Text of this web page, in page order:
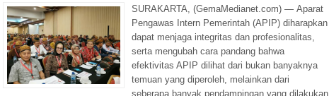
SURAKARTA, (GemaMedianet.com) — Aparat
Pengawas Intern Pemerintah (APIP) diharapkan
dapat menjaga integritas dan profesionalitas,
serta mengubah cara pandang bahwa
efektivitas APIP dilihat dari bukan banyaknya
temuan yang diperoleh, melainkan dari
seberapa banyak pendampingan yang dilakukan